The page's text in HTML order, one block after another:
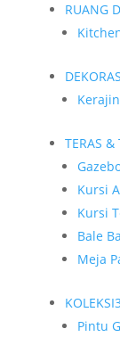
RUANG
TERAS &
Kursi
Kursi
Bale
Meja
KOLEKSI
Pintu